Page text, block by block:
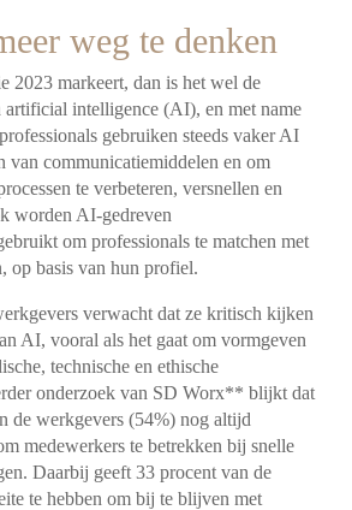
weg te denken
2023 markeert, dan is het wel de
artificial intelligence (AI), en met name
gebruiken steeds vaker AI
van communicatiemiddelen en om
te verbeteren, versnellen en
worden AI-gedreven
om professionals te matchen met
op basis van hun profiel.
verwacht dat ze kritisch kijken
AI, vooral als het gaat om vormgeven
technische en ethische
onderzoek van SD Worx** blijkt dat
de werkgevers (54%) nog altijd
medewerkers te betrekken bij snelle
Daarbij geeft 33 procent van de
te hebben om bij te blijven met